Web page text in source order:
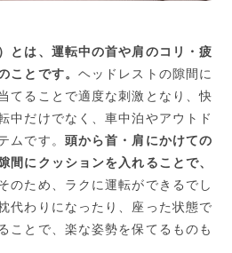
とは、運転中の首や肩のコリ・疲
ことです。 ヘッドレストの隙間に
てることで適度な刺激となり、快
中だけでなく、車中泊やアウトド
ムです。 頭から首・肩にかけての
間にクッションを入れることで、
のため、ラクに運転ができるでし
代わりになったり、座った状態で
ことで、楽な姿勢を保てるものも